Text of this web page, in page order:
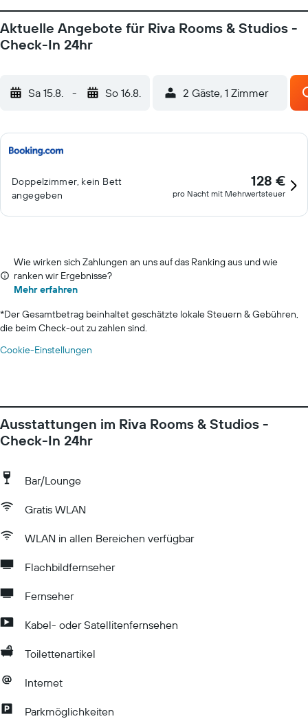
und Haartrockner. Dieses Hotel in Minusio bietet dir einen
kostenlosen WLAN-Zugang. Der Aufdeckservice wird jeden
in der Nähe angeboten. Es können dabei Gebühren anfallen.
Aktuelle Angebote für Riva Rooms & Studios -
Check-In 24hr
Sa 15.8. - So 16.8. 2 Gäste, 1 Zimmer
Doppelzimmer, kein Bett
angegeben
128 €
pro Nacht mit Mehrwertsteuer
Wie wirken sich Zahlungen an uns auf das Ranking aus und wie
ranken wir Ergebnisse?
Mehr erfahren
*Der Gesamtbetrag beinhaltet geschätzte lokale Steuern & Gebühren,
die beim Check-out zu zahlen sind.
Cookie-Einstellungen
Ausstattungen im Riva Rooms & Studios -
Check-In 24hr
Bar/Lounge
Gratis WLAN
WLAN in allen Bereichen verfügbar
Flachbildfernseher
Fernseher
Kabel- oder Satellitenfernsehen
Toilettenartikel
Internet
Parkmöglichkeiten